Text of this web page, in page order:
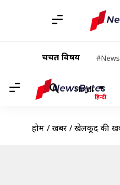
चर्चित विषय
Hindi
होम / खबरें / खेलकूद की